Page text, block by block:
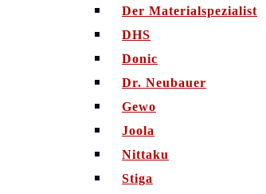
Der Materialspezialist
DHS
Donic
Dr. Neubauer
Gewo
Joola
Nittaku
Stiga